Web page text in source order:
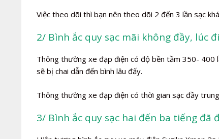
Việc theo dõi thì bạn nên theo dõi 2 đến 3 lần sạc
2/ Bình ắc quy sạc mãi không đầy, lúc
Thông thường xe đạp điện có độ bền tầm 350- 400
sẽ bị chai dẫn đến bình lâu đấy.
Thông thường xe đạp điện có thời gian sạc đầy
3/ Bình ắc quy sạc hai đến ba tiếng đã